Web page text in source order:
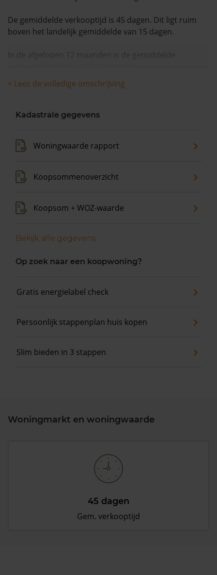
De gemiddelde verkooptijd is 45 dagen. Dit ligt ruim
boven het landelijk gemiddelde van 15 dagen.
In de afgelopen 12 maanden is de gemiddelde
+ Lees de volledige omschrijving
Kadastrale gegevens
Woningwaarde rapport
Koopsommenoverzicht
Koopsom + WOZ-waarde
Bekijk alle gegevens
Op zoek naar een koopwoning?
Gratis energielabel check
Persoonlijk stappenplan huis kopen
Slim bieden in 3 stappen
Woningmarkt en woningwaarde
45 dagen
Gem. verkooptijd